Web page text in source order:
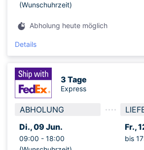
(Wunschuhrzeit)
Abholung heute möglich
Details
3 Tage
Express
ABHOLUNG
Di., 09 Jun.
09:00 - 18:00
Fr.,
bis